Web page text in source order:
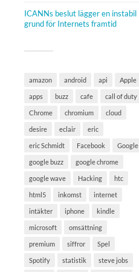
ICANNs beslut lägger en instabil
grund för Internets framtid
amazon android api Apple
apps buzz cafe call of duty
Chrome chromium cloud
desire eclair eric
eric Schmidt Facebook Google
google buzz google chrome
google wave Hacking htc
html5 inkomst internet
intäkter iphone kindle
microsoft omsättning
premium siffror Spel
Spotify statistik steve jobs